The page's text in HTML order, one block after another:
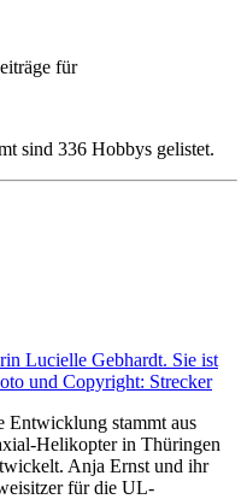
für
sind 336 Hobbys gelistet.
Entwicklung stammt aus
Helikopter in Thüringen
Anja Ernst und ihr
für die UL-